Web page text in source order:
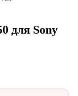
для Sony